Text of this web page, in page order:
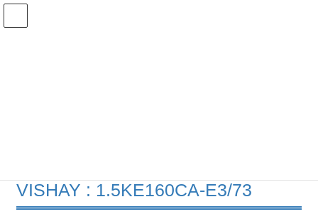
コ
ナ
VISHAY : 1.5KE160CA-E3/73